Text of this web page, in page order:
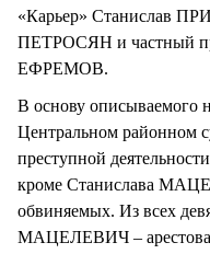
«Карьер» Станислав
ПЕТРОСЯН и частный
ЕФРЕМОВ.
В основу описываемого
Центральном районном
преступной
кроме Станислава
обвиняемых. Из всех
МАЦЕЛЕВИЧ –